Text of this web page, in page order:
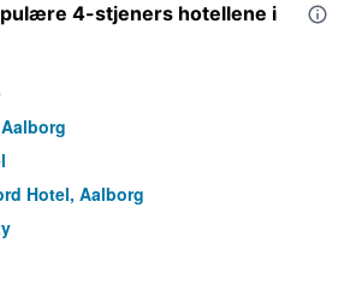
4-stjeners hotellene i
Hotel, Aalborg